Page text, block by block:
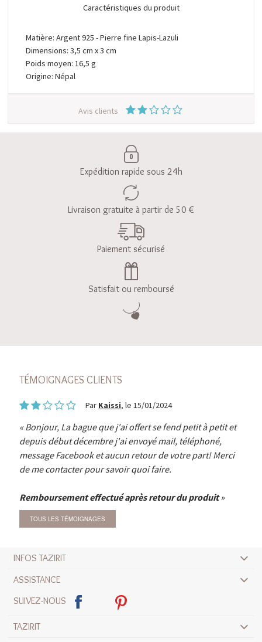
Caractéristiques du produit
Matière: Argent 925 - Pierre fine Lapis-Lazuli
Dimensions: 3,5 cm x 3 cm
Poids moyen: 16,5 g
Origine: Népal
Avis clients
Expédition rapide sous 24h
Livraison gratuite à partir de 50 €
Paiement sécurisé
Satisfait ou remboursé
TÉMOIGNAGES CLIENTS
Par Kaissi, le 15/01/2024
Bonjour, La bague que j'ai offert se fend petit à petit et
depuis début décembre j'ai envoyé mail, téléphoné,
message Facebook et aucun retour de votre part! Merci
de me contacter pour savoir quoi faire.
Remboursement effectué après retour du produit
TOUS LES TÉMOIGNAGES
INFOS TAZIRIT
ASSISTANCE
SUIVEZ-NOUS
TAZIRIT